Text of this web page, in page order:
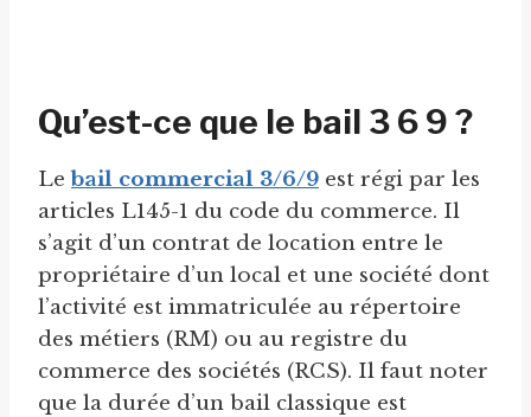
Qu’est-ce que le bail 3 6 9 ?
Lebail commercial 3/6/9 est régi par les
articles L145-1 du code du commerce. Il
s’agit d’un contrat de location entre le
propriétaire d’un local et une société dont
l’activité est immatriculée au répertoire
des métiers (RM) ou au registre du
commerce des sociétés (RCS). Il faut noter
que la durée d’un bail classique est